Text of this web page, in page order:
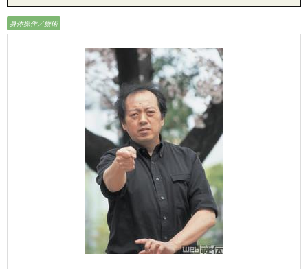
身体操作／療術